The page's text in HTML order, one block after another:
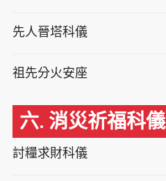
先人晉塔科儀
祖先分火安座
六. 消災祈福科儀
討糧求財科儀